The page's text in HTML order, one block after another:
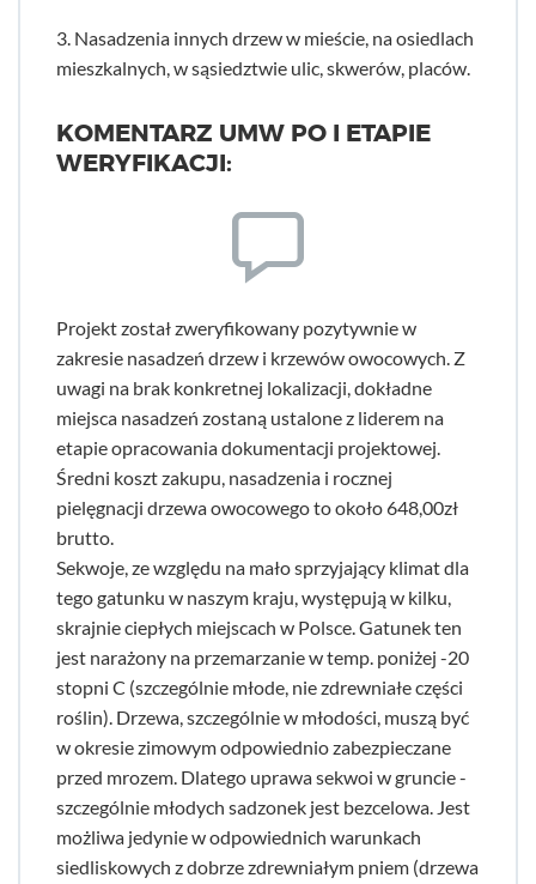
3. Nasadzenia innych drzew w mieście, na osiedlach
mieszkalnych, w sąsiedztwie ulic, skwerów, placów.
KOMENTARZ UMW PO I ETAPIE
WERYFIKACJI:
Projekt został zweryfikowany pozytywnie w
zakresie nasadzeń drzew i krzewów owocowych. Z
uwagi na brak konkretnej lokalizacji, dokładne
miejsca nasadzeń zostaną ustalone z liderem na
etapie opracowania dokumentacji projektowej.
Średni koszt zakupu, nasadzenia i rocznej
pielęgnacji drzewa owocowego to około 648,00zł
brutto.
Sekwoje, ze względu na mało sprzyjający klimat dla
tego gatunku w naszym kraju, występują w kilku,
skrajnie ciepłych miejscach w Polsce. Gatunek ten
jest narażony na przemarzanie w temp. poniżej -20
stopni C (szczególnie młode, nie zdrewniałe części
roślin). Drzewa, szczególnie w młodości, muszą być
w okresie zimowym odpowiednio zabezpieczane
przed mrozem. Dlatego uprawa sekwoi w gruncie -
szczególnie młodych sadzonek jest bezcelowa. Jest
możliwa jedynie w odpowiednich warunkach
siedliskowych z dobrze zdrewniałym pniem (drzewa